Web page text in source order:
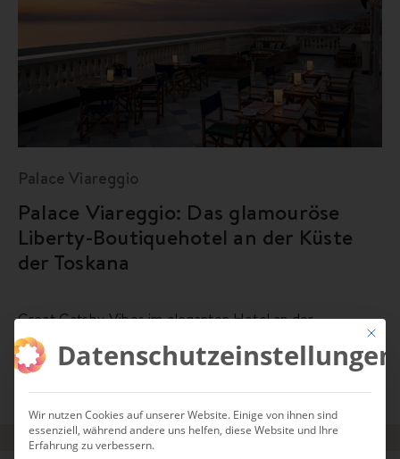
Palace Viareggio
Palace Viareggio: Das glamouröse
Liberty-Boutiquehotel an der Küste
der Toskana
Great Gatsby-Vibes im eleganten Hotel an der
Strandpromenade von Viareggio.
Mit
Datenschutzeinstellungen
Wir nutzen Cookies auf unserer Website. Einige von ihnen sind
essenziell, während andere uns helfen, diese Website und Ihre
Erfahrung zu verbessern.